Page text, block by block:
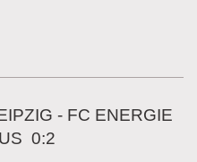
- FC ENERGIE
0:2